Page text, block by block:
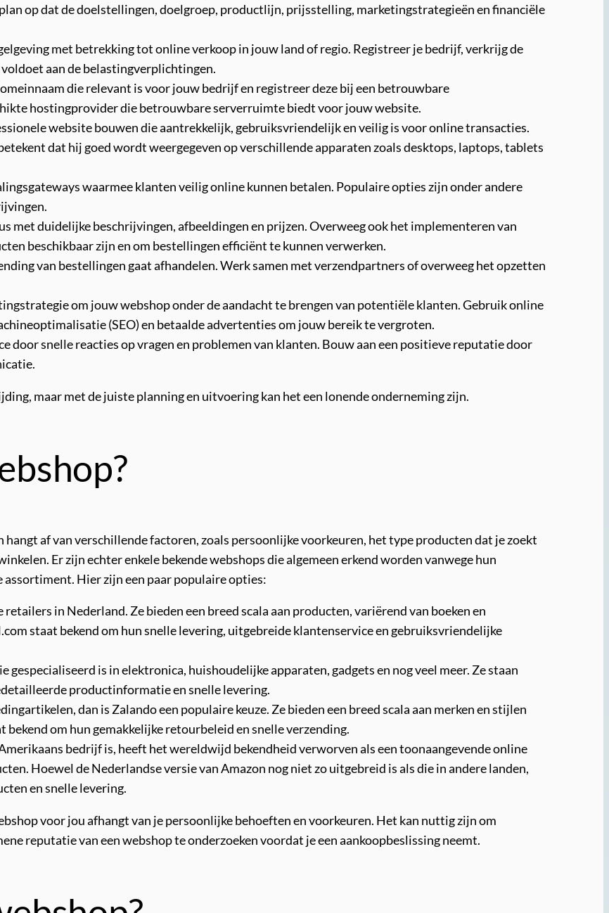
op dat de doelstellingen, doelgroep, productlijn, prijsstelling, marketingstrategieën en financiële
met betrekking tot online verkoop in jouw land of regio. Registreer je bedrijf, verkrijg de
aan de belastingverplichtingen.
die relevant is voor jouw bedrijf en registreer deze bij een betrouwbare
hostingprovider die betrouwbare serverruimte biedt voor jouw website.
website bouwen die aantrekkelijk, gebruiksvriendelijk en veilig is voor online transacties.
dat hij goed wordt weergegeven op verschillende apparaten zoals desktops, laptops, tablets
waarmee klanten veilig online kunnen betalen. Populaire opties zijn onder andere
met duidelijke beschrijvingen, afbeeldingen en prijzen. Overweeg ook het implementeren van
beschikbaar zijn en om bestellingen efficiënt te kunnen verwerken.
van bestellingen gaat afhandelen. Werk samen met verzendpartners of overweeg het opzetten
om jouw webshop onder de aandacht te brengen van potentiële klanten. Gebruik online
(SEO) en betaalde advertenties om jouw bereik te vergroten.
door snelle reacties op vragen en problemen van klanten. Bouw aan een positieve reputatie door
maar met de juiste planning en uitvoering kan het een lonende onderneming zijn.
hangt af van verschillende factoren, zoals persoonlijke voorkeuren, het type producten dat je zoekt
Er zijn echter enkele bekende webshops die algemeen erkend worden vanwege hun
Hier zijn een paar populaire opties:
in Nederland. Ze bieden een breed scala aan producten, variërend van boeken en
staat bekend om hun snelle levering, uitgebreide klantenservice en gebruiksvriendelijke
gespecialiseerd is in elektronica, huishoudelijke apparaten, gadgets en nog veel meer. Ze staan
productinformatie en snelle levering.
dan is Zalando een populaire keuze. Ze bieden een breed scala aan merken en stijlen
om hun gemakkelijke retourbeleid en snelle verzending.
bedrijf is, heeft het wereldwijd bekendheid verworven als een toonaangevende online
Hoewel de Nederlandse versie van Amazon nog niet zo uitgebreid is als die in andere landen,
en snelle levering.
voor jou afhangt van je persoonlijke behoeften en voorkeuren. Het kan nuttig zijn om
reputatie van een webshop te onderzoeken voordat je een aankoopbeslissing neemt.